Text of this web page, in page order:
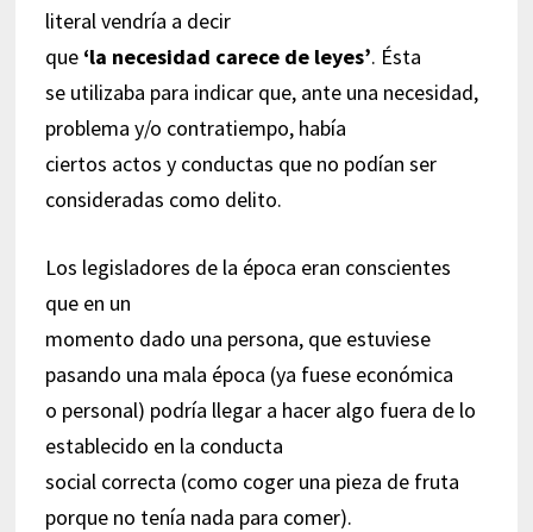
literal vendría a decir
que ‘la necesidad carece de leyes’. Ésta
se utilizaba para indicar que, ante una necesidad,
problema y/o contratiempo, había
ciertos actos y conductas que no podían ser
consideradas como delito.
Los legisladores de la época eran conscientes
que en un
momento dado una persona, que estuviese
pasando una mala época (ya fuese económica
o personal) podría llegar a hacer algo fuera de lo
establecido en la conducta
social correcta (como coger una pieza de fruta
porque no tenía nada para comer).